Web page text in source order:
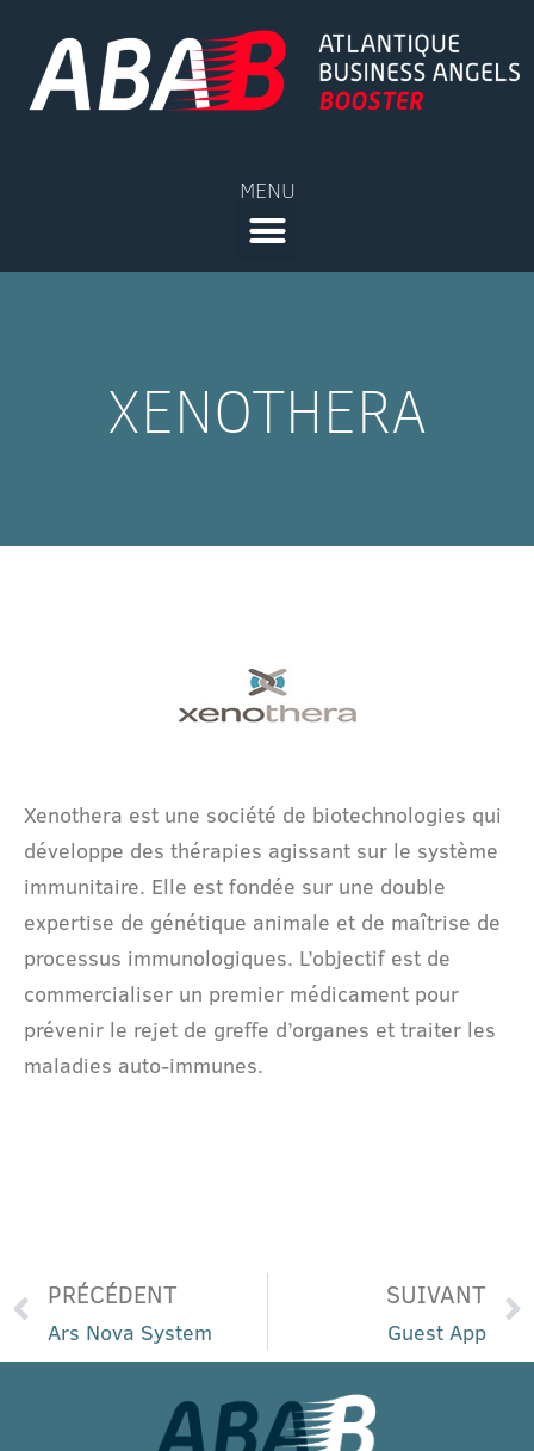
MENU
XENOTHERA
Xenothera est une société de biotechnologies qui
développe des thérapies agissant sur le système
immunitaire. Elle est fondée sur une double
expertise de génétique animale et de maîtrise de
processus immunologiques. L’objectif est de
commercialiser un premier médicament pour
prévenir le rejet de greffe d’organes et traiter les
maladies auto-immunes.
PRÉCÉDENT
Ars Nova System
SUIVANT
Guest App